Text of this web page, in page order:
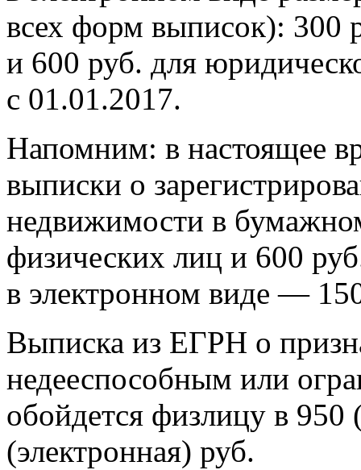
всех форм выписок): 300
и 600 руб. для
с 01.01.2017.
Напомним: в настоящее
выписки о
недвижимости в
физических лиц и 600
в электронном виде —
Выписка из ЕГРН о
недееспособным или
обойдется физлицу в
(электронная) руб.